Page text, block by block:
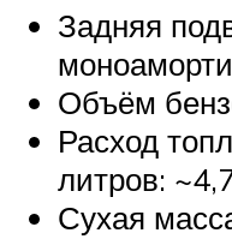
Задняя
Объём
Расход
литров:
Сухая